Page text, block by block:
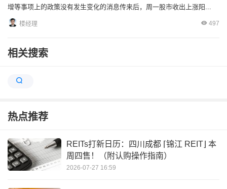
增等事项上的政策没有发生变化的消息传来后，周一股市收出上涨阳...
楼经理 497
相关搜索
热点推荐
REITs打新日历：四川成都 ⌈锦江 REIT⌋ 本
周四售！（附认购操作指南）
2026-07-27 16:59